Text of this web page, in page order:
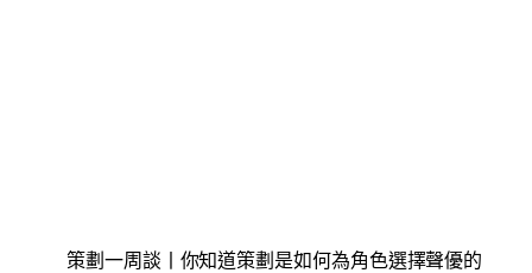
策劃一周談丨你知道策劃是如何為角色選擇聲優的